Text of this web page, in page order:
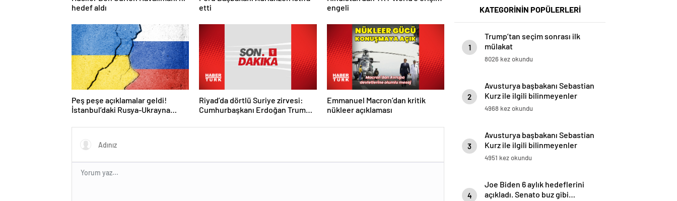
hedef aldı
etti
engeli
Peş peşe açıklamalar geldi!
İstanbul’daki Rusya-Ukrayna
Riyad’da dörtlü Suriye zirvesi:
Cumhurbaşkanı Erdoğan Trump,
Emmanuel Macron’dan kritik
nükleer açıklaması
KATEGORİNİN POPÜLERLERİ
1
Trump’tan seçim sonrası ilk
mülakat
8026 kez okundu
2
Avusturya başbakanı Sebastian
Kurz ile ilgili bilinmeyenler
4968 kez okundu
3
Avusturya başbakanı Sebastian
Kurz ile ilgili bilinmeyenler
4951 kez okundu
4
Joe Biden 6 aylık hedeflerini
açıkladı. Senato buz gibi…